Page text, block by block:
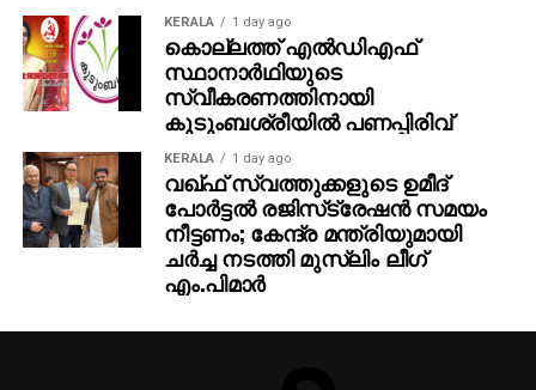
KERALA 1 day ago
കൊല്ലത്ത് എല്‍ഡിഎഫ്
സ്ഥാനാര്‍ഥിയുടെ
സ്വീകരണത്തിനായി
കുടുംബശ്രീയില്‍ പണപ്പിരിവ്
KERALA 1 day ago
വഖ്ഫ് സ്വത്തുക്കളുടെ ഉമീദ്
പോര്‍ട്ടല്‍ രജിസ്‌ട്രേഷന്‍ സമയം
നീട്ടണം; കേന്ദ്ര മന്ത്രിയുമായി
ചര്‍ച്ച നടത്തി മുസ്‌ലിം ലീഗ്
എം.പിമാര്‍